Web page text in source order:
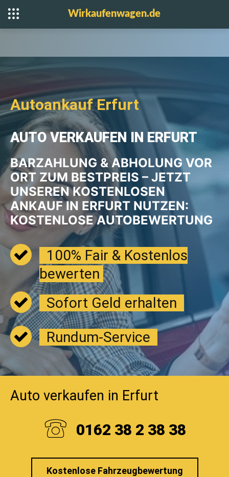
Wirkaufenwagen.de
Autoankauf Erfurt
AUTO VERKAUFEN IN ERFURT
BARZAHLUNG & ABHOLUNG VOR
ORT ZUM BESTPREIS – JETZT
UNSEREN KOSTENLOSEN
ANKAUF IN ERFURT NUTZEN:
KOSTENLOSE AUTOBEWERTUNG
100% Fair & Kostenlos
bewerten
Sofort Geld erhalten
Rundum-Service
Auto verkaufen in Erfurt
0162 38 2 38 38
Kostenlose Fahrzeugbewertung